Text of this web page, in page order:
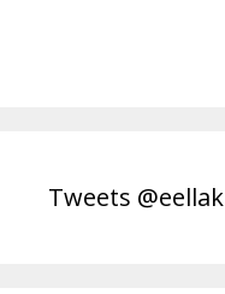
Tweets @eellak